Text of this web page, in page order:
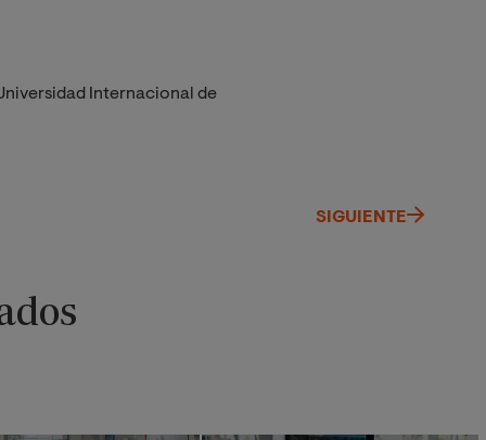
Internacional de
SIGUIENTE